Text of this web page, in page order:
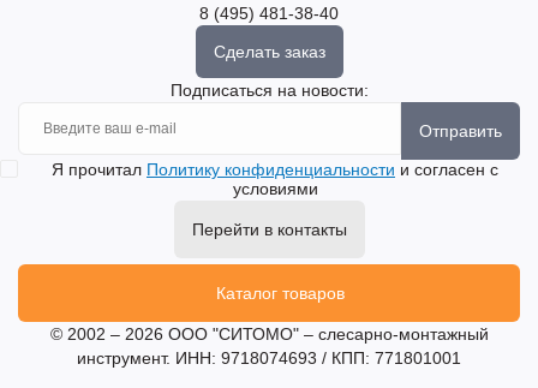
8 (495) 481-38-40
Сделать заказ
Подписаться на новости:
Отправить
Я прочитал Политику конфиденциальности и согласен с
условиями
Перейти в контакты
Каталог товаров
© 2002 – 2026 ООО "СИТОМО" – слесарно-монтажный
инструмент. ИНН: 9718074693 / КПП: 771801001